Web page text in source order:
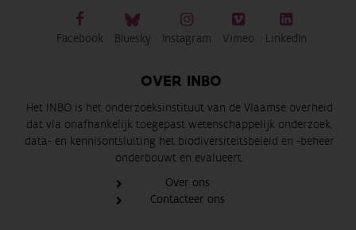
Facebook Bluesky Instagram Vimeo LinkedIn
OVER INBO
Het INBO is het onderzoeksinstituut van de Vlaamse overheid
dat via onafhankelijk toegepast wetenschappelijk onderzoek,
data- en kennisontsluiting het biodiversiteitsbeleid en -beheer
onderbouwt en evalueert.
Over ons
Contacteer ons